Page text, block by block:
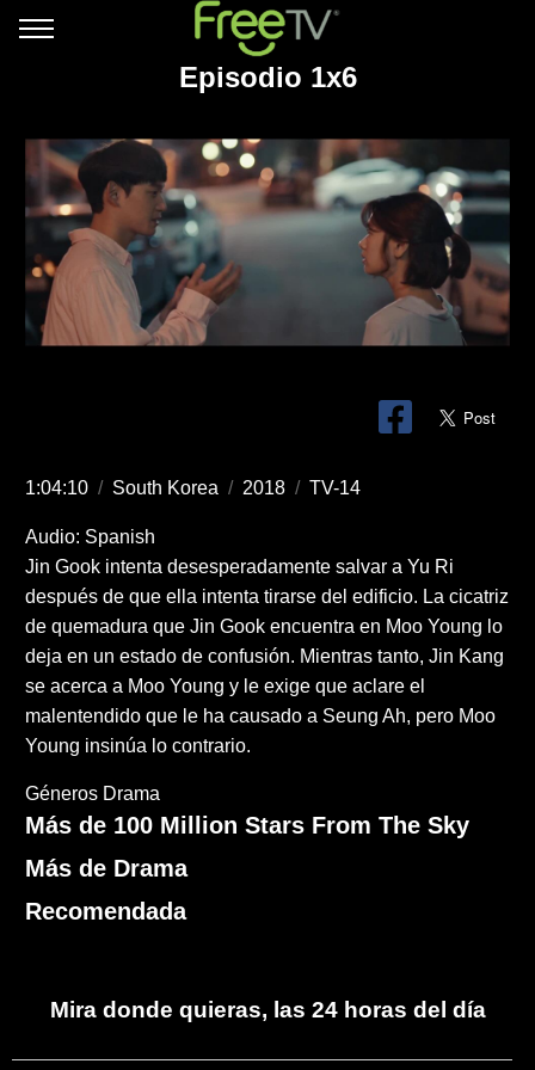
Episodio 1x6
1:04:10 / South Korea / 2018 / TV-14
Audio: Spanish
Jin Gook intenta desesperadamente salvar a Yu Ri
después de que ella intenta tirarse del edificio. La cicatriz
de quemadura que Jin Gook encuentra en Moo Young lo
deja en un estado de confusión. Mientras tanto, Jin Kang
se acerca a Moo Young y le exige que aclare el
malentendido que le ha causado a Seung Ah, pero Moo
Young insinúa lo contrario.
Géneros Drama
Más de 100 Million Stars From The Sky
Más de Drama
Recomendada
Mira donde quieras, las 24 horas del día